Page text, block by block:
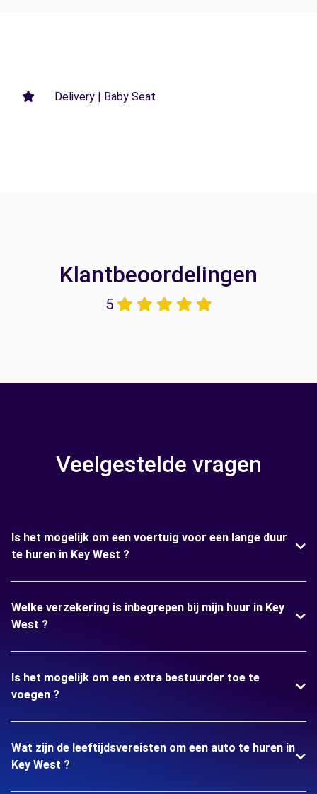
Delivery | Baby Seat
Klantbeoordelingen
5
Veelgestelde vragen
Is het mogelijk om een voertuig voor een lange duur
te huren in Key West ?
Welke verzekering is inbegrepen bij mijn huur in Key
West ?
Is het mogelijk om een extra bestuurder toe te
voegen ?
Wat zijn de leeftijdsvereisten om een auto te huren in
Key West ?